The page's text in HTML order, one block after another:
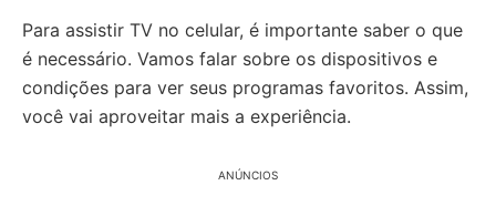
Para assistir TV no celular, é importante saber o que
é necessário. Vamos falar sobre os dispositivos e
condições para ver seus programas favoritos. Assim,
você vai aproveitar mais a experiência.
ANÚNCIOS